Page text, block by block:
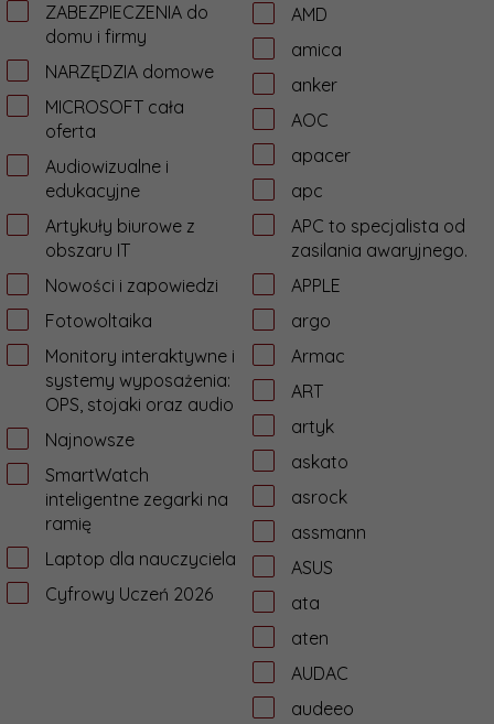
ZABEZPIECZENIA do
domu i firmy
NARZĘDZIA domowe
MICROSOFT cała
oferta
Audiowizualne i
edukacyjne
Artykuły biurowe z
obszaru IT
Nowości i zapowiedzi
Fotowoltaika
Monitory interaktywne i
systemy wyposażenia:
OPS, stojaki oraz audio
Najnowsze
SmartWatch
inteligentne zegarki na
ramię
Laptop dla nauczyciela
Cyfrowy Uczeń 2026
AMD
amica
anker
AOC
apacer
apc
APC to specjalista od
zasilania awaryjnego.
APPLE
argo
Armac
ART
artyk
askato
asrock
assmann
ASUS
ata
aten
AUDAC
audeeo